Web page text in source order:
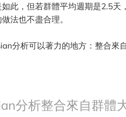
此，但若群體平均週期是2.5
法也不盡合理。
分析可以著力的地方：整合來
分析整合來自群體